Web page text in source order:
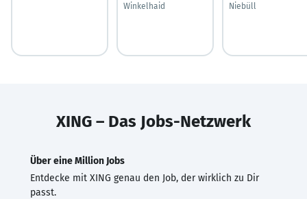
Winkelhaid
Niebüll
XING – Das Jobs-Netzwerk
Über eine Million Jobs
Entdecke mit XING genau den Job, der wirklich zu Dir
passt.